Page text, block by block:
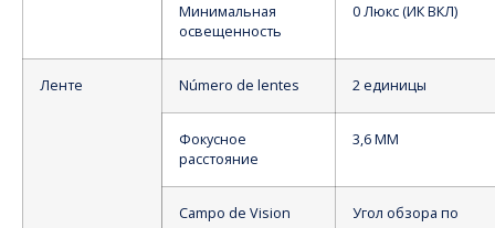
Минимальная
освещенность
0 Люкс (ИК ВКЛ)
Ленте Número de lentes 2 единицы
Фокусное
расстояние
3,6 ММ
Campo de Vision
Угол обзора по